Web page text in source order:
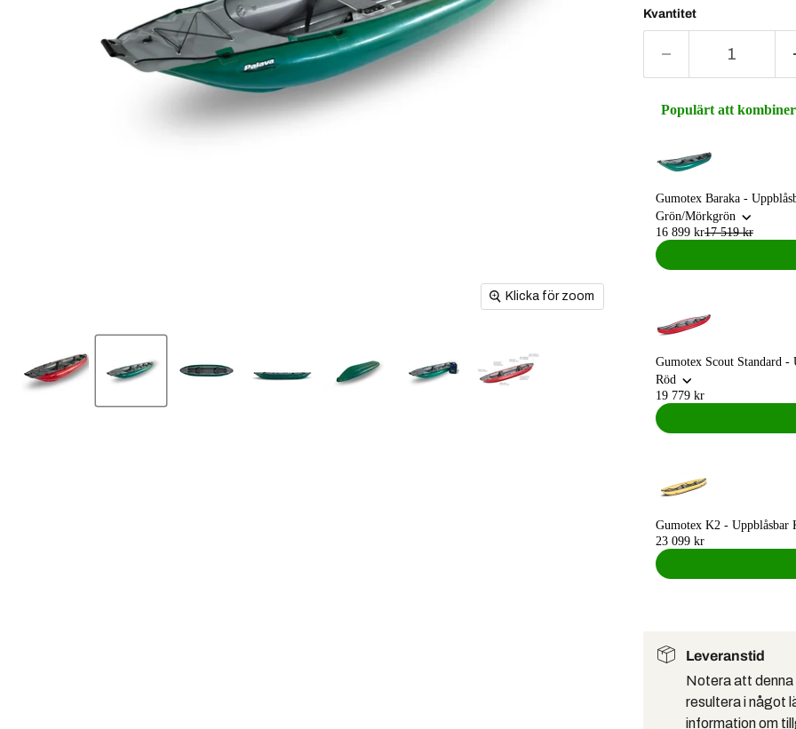
Klicka för zoom
Kvantitet
Populärt att
Gumotex Baraka -
Grön/Mörkgrön
16 899 kr17 519 kr
Gumotex Scout Standard -
Röd
19 779 kr
Gumotex K2 - Uppblåsbar
23 099 kr
Leveranstid
Notera att denna
resultera i något
information om